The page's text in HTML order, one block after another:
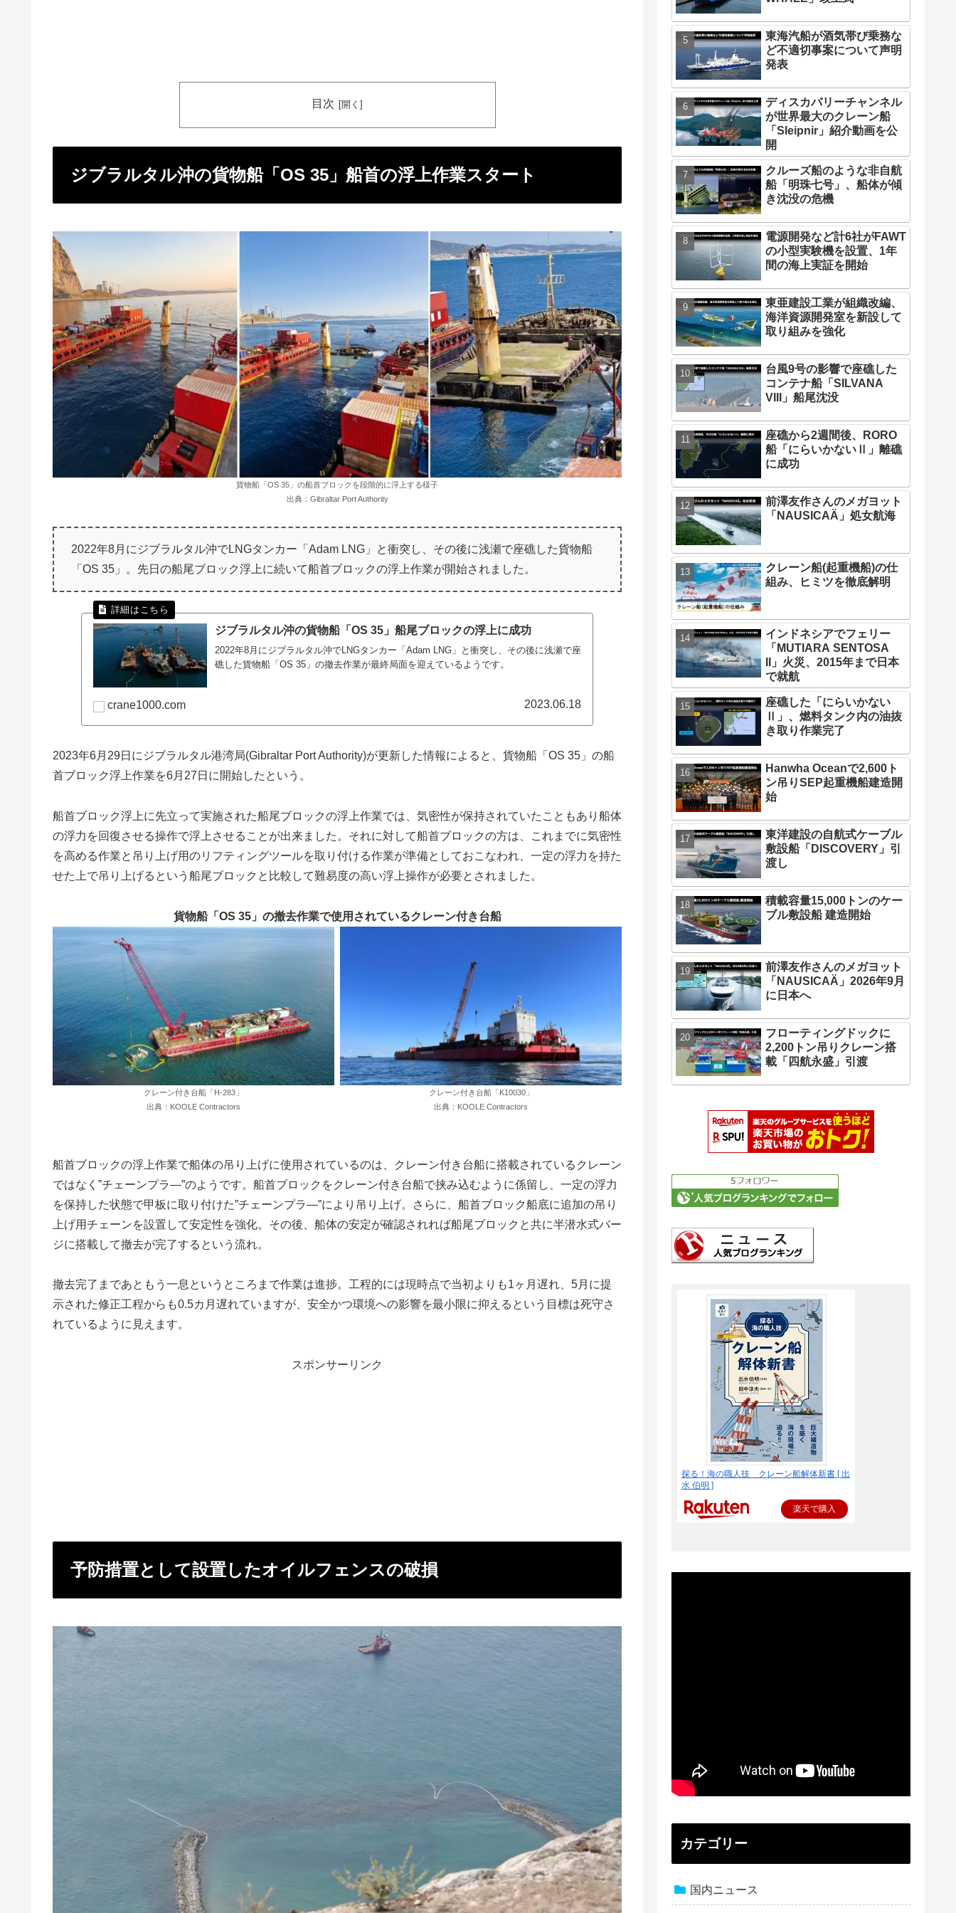
目次
ジブラルタル沖の貨物船「OS 35」船首の浮上作業スタート
貨物船「OS 35」の船首ブロックを段階的に浮上する様子
出典：Gibraltar Port Authority
2022年8月にジブラルタル沖でLNGタンカー「Adam LNG」と衝突し、その後に浅瀬で座礁した貨物船
「OS 35」。先日の船尾ブロック浮上に続いて船首ブロックの浮上作業が開始されました。
ジブラルタル沖の貨物船「OS 35」船尾ブロックの浮上に成功
2022年8月にジブラルタル沖でLNGタンカー「Adam LNG」と衝突し、その後に浅瀬で座
礁した貨物船「OS 35」の撤去作業が最終局面を迎えているようです。
crane1000.com 2023.06.18
2023年6月29日にジブラルタル港湾局(Gibraltar Port Authority)が更新した情報によると、貨物船「OS 35」の船
首ブロック浮上作業を6月27日に開始したという。
船首ブロック浮上に先立って実施された船尾ブロックの浮上作業では、気密性が保持されていたこともあり船体
の浮力を回復させる操作で浮上させることが出来ました。それに対して船首ブロックの方は、これまでに気密性
を高める作業と吊り上げ用のリフティングツールを取り付ける作業が準備としておこなわれ、一定の浮力を持た
せた上で吊り上げるという船尾ブロックと比較して難易度の高い浮上操作が必要とされました。
貨物船「OS 35」の撤去作業で使用されているクレーン付き台船
クレーン付き台船「H-283」
出典：KOOLE Contractors
クレーン付き台船「K10030」
出典：KOOLE Contractors
船首ブロックの浮上作業で船体の吊り上げに使用されているのは、クレーン付き台船に搭載されているクレーン
ではなく”チェーンプラ―”のようです。船首ブロックをクレーン付き台船で挟み込むように係留し、一定の浮力
を保持した状態で甲板に取り付けた”チェーンプラ―”により吊り上げ。さらに、船首ブロック船底に追加の吊り
上げ用チェーンを設置して安定性を強化。その後、船体の安定が確認されれば船尾ブロックと共に半潜水式バー
ジに搭載して撤去が完了するという流れ。
撤去完了まであともう一息というところまで作業は進捗。工程的には現時点で当初よりも1ヶ月遅れ、5月に提
示された修正工程からも0.5カ月遅れていますが、安全かつ環境への影響を最小限に抑えるという目標は死守さ
れているように見えます。
スポンサーリンク
予防措置として設置したオイルフェンスの破損
東海汽船が酒気帯び乗務な
ど不適切事案について声明
発表
ディスカバリーチャンネル
が世界最大のクレーン船
「Sleipnir」紹介動画を公
開
クルーズ船のような非自航
船「明珠七号」、船体が傾
き沈没の危機
電源開発など計6社がFAWT
の小型実験機を設置、1年
間の海上実証を開始
東亜建設工業が組織改編、
海洋資源開発室を新設して
取り組みを強化
台風9号の影響で座礁した
コンテナ船「SILVANA
VIII」船尾沈没
座礁から2週間後、RORO
船「にらいかないⅡ」離礁
に成功
前澤友作さんのメガヨット
「NAUSICAÄ」処女航海
クレーン船(起重機船)の仕
組み、ヒミツを徹底解明
インドネシアでフェリー
「MUTIARA SENTOSA
II」火災、2015年まで日本
で就航
座礁した「にらいかない
Ⅱ」、燃料タンク内の油抜
き取り作業完了
Hanwha Oceanで2,600ト
ン吊りSEP起重機船建造開
始
東洋建設の自航式ケーブル
敷設船「DISCOVERY」引
渡し
積載容量15,000トンのケー
ブル敷設船 建造開始
前澤友作さんのメガヨット
「NAUSICAÄ」2026年9月
に日本へ
フローティングドックに
2,200トン吊りクレーン搭
載「四航永盛」引渡
探る！海の職人技 クレーン船解体新書 [ 出
水 伯明 ]
楽天で購入
カテゴリー
国内ニュース